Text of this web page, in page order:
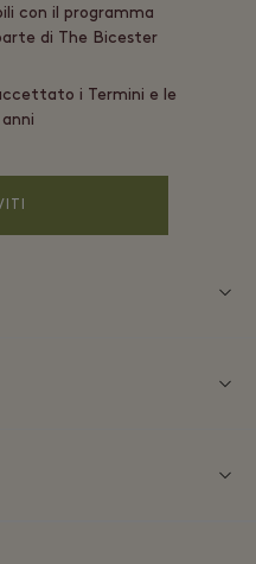
con il programma
di The Bicester
i Termini e le